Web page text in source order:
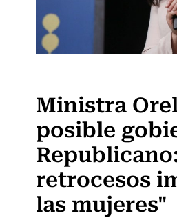
Ministra
posible
retrocesos
las mujeres"